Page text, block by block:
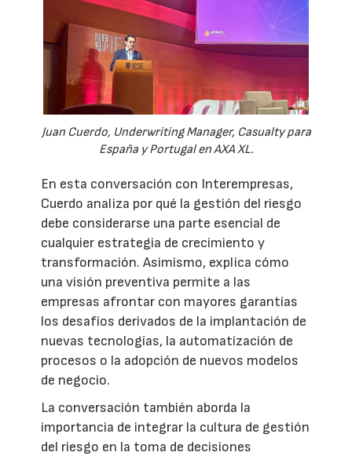
Juan Cuerdo, Underwriting Manager, Casualty para
España y Portugal en AXA XL.
En esta conversación con Interempresas,
Cuerdo analiza por qué la gestión del riesgo
debe considerarse una parte esencial de
cualquier estrategia de crecimiento y
transformación. Asimismo, explica cómo
una visión preventiva permite a las
empresas afrontar con mayores garantías
los desafíos derivados de la implantación de
nuevas tecnologías, la automatización de
procesos o la adopción de nuevos modelos
de negocio.
La conversación también aborda la
importancia de integrar la cultura de gestión
del riesgo en la toma de decisiones